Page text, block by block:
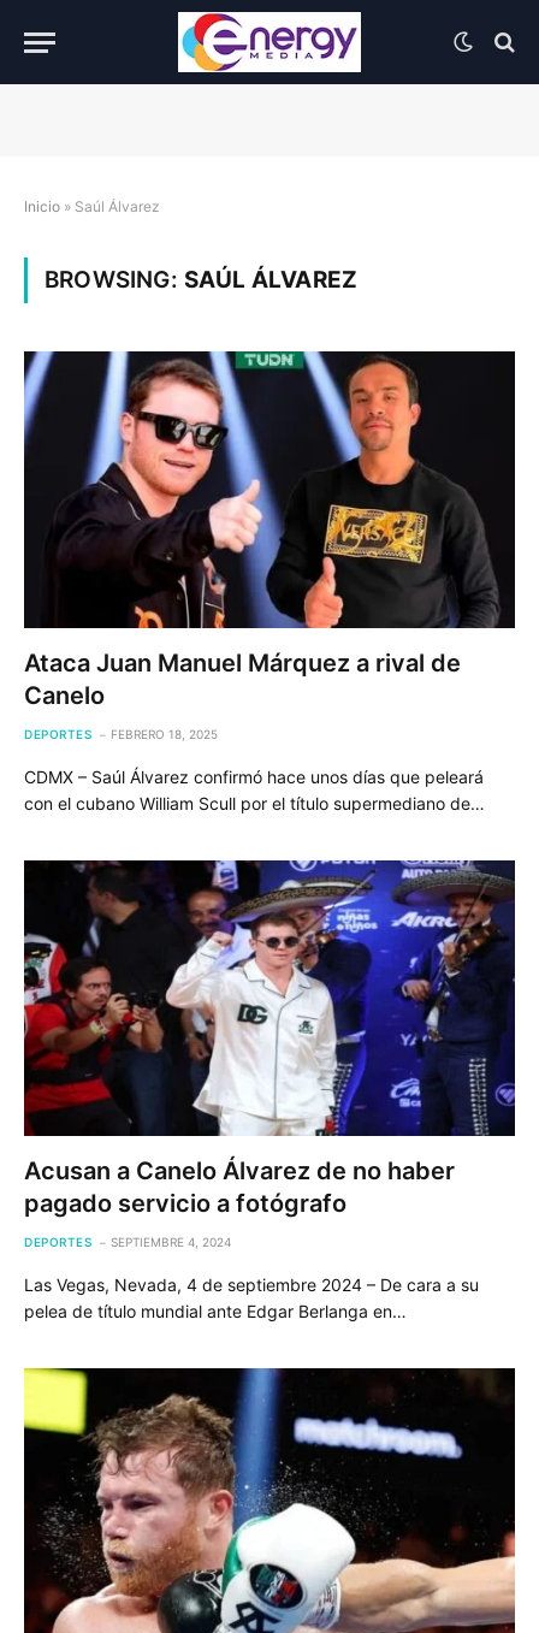
Inicio » Saúl Álvarez
BROWSING: SAÚL ÁLVAREZ
Ataca Juan Manuel Márquez a rival de
Canelo
DEPORTES FEBRERO 18, 2025
CDMX – Saúl Álvarez confirmó hace unos días que peleará
con el cubano William Scull por el título supermediano de…
Acusan a Canelo Álvarez de no haber
pagado servicio a fotógrafo
DEPORTES SEPTIEMBRE 4, 2024
Las Vegas, Nevada, 4 de septiembre 2024 – De cara a su
pelea de título mundial ante Edgar Berlanga en…